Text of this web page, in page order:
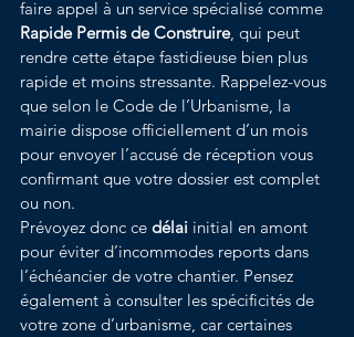
faire appel à un service spécialisé comme
Rapide Permis de Construire, qui peut
rendre cette étape fastidieuse bien plus
rapide et moins stressante. Rappelez-vous
que selon le Code de l’Urbanisme, la
mairie dispose officiellement d’un mois
pour envoyer l’accusé de réception vous
confirmant que votre dossier est complet
ou non.
Prévoyez donc ce délai initial en amont
pour éviter d’incommodes reports dans
l’échéancier de votre chantier. Pensez
également à consulter les spécificités de
votre zone d’urbanisme, car certaines